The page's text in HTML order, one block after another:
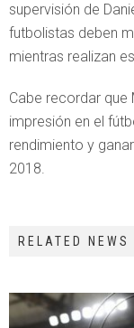
supervisión de
futbolistas deben
mientras realizan
Cabe recordar que
impresión en el
rendimiento y
2018.
RELATED NEWS